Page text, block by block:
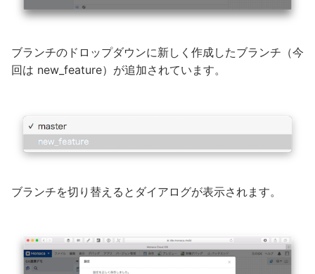
ブランチのドロップダウンに新しく作成したブランチ（今
回は new_feature）が追加されています。
ブランチを切り替えるとダイアログが表示されます。